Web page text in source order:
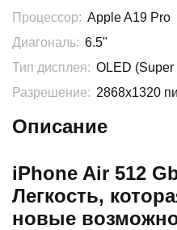
Процессор: Apple A19 Pro
Диагональ: 6.5"
Тип дисплея: OLED
Разрешение: 2868x1320
Описание
iPhone Air 512
Легкость,
новые